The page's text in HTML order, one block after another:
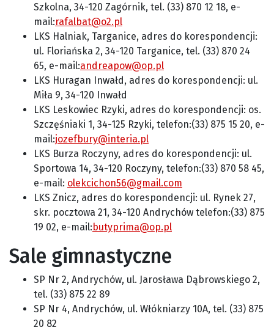
Szkolna, 34-120 Zagórnik, tel. (33) 870 12 18, e-
mail:rafalbat@o2.pl
LKS Halniak, Targanice, adres do korespondencji:
ul. Floriańska 2, 34-120 Targanice, tel. (33) 870 24
65, e-mail:andreapow@op.pl
LKS Huragan Inwałd, adres do korespondencji: ul.
Miła 9, 34-120 Inwałd
LKS Leskowiec Rzyki, adres do korespondencji: os.
Szczęśniaki 1, 34-125 Rzyki, telefon:(33) 875 15 20, e-
mail:jozefbury@interia.pl
LKS Burza Roczyny, adres do korespondencji: ul.
Sportowa 14, 34-120 Roczyny, telefon:(33) 870 58 45,
e-mail: olekcichon56@gmail.com
LKS Znicz, adres do korespondencji: ul. Rynek 27,
skr. pocztowa 21, 34-120 Andrychów telefon:(33) 875
19 02, e-mail:butyprima@op.pl
Sale gimnastyczne
SP Nr 2, Andrychów, ul. Jarosława Dąbrowskiego 2,
tel. (33) 875 22 89
SP Nr 4, Andrychów, ul. Włókniarzy 10A, tel. (33) 875
20 82